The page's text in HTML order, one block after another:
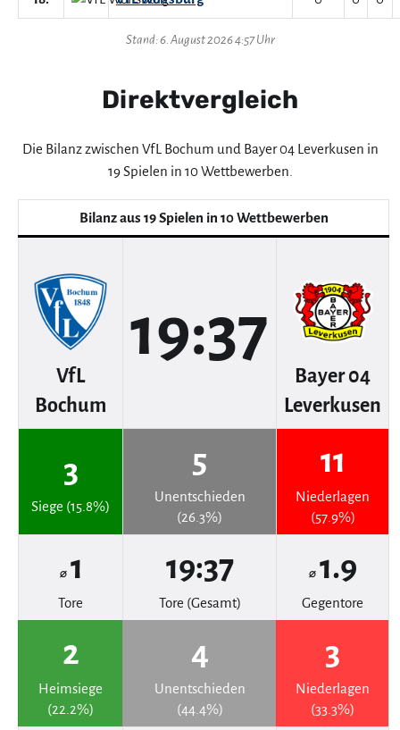
Stand: 6. August 2026 4:57 Uhr
Direktvergleich
Die Bilanz zwischen VfL Bochum und Bayer 04 Leverkusen in
19 Spielen in 10 Wettbewerben.
Bilanz aus 19 Spielen in 10 Wettbewerben
VfL
Bochum
19:37
Bayer 04
Leverkusen
3
Siege (15.8%)
5
Unentschieden
(26.3%)
11
Niederlagen
(57.9%)
⌀ 1
Tore
19:37
Tore (Gesamt)
⌀ 1.9
Gegentore
2
Heimsiege
(22.2%)
4
Unentschieden
(44.4%)
3
Niederlagen
(33.3%)